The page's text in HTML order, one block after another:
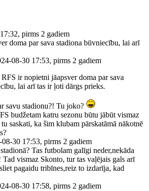
pirms 2 gadiem
doma par sava stadiona būvniecību, lai arī
08-30 17:53, pirms 2 gadiem
ir nopietni jāapsver doma par sava
lai arī tas ir ļoti dārgs prieks.
savu stadionu?! Tu joko?
budžetam katru sezonu būtu jābūt vismaz
saskati, ka šim klubam pārskatāmā nākotnē
08-30 17:53, pirms 2 gadiem
Tas futbolam galīgi neder,nekāda
vismaz Skonto, tur tas vaļējais gals arī
pagaidu tribīnes,reiz to izdarīja, kad
08-30 17:58, pirms 2 gadiem